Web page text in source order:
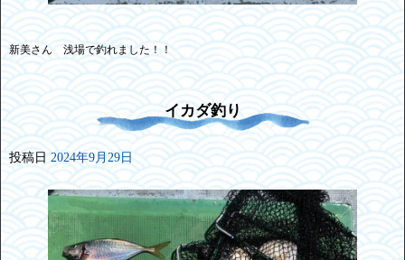
新美さん 浅場で釣れました！！
イカダ釣り
投稿日 2024年9月29日